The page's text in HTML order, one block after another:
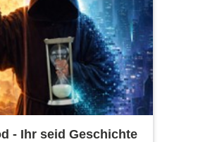
- Ihr seid Geschichte